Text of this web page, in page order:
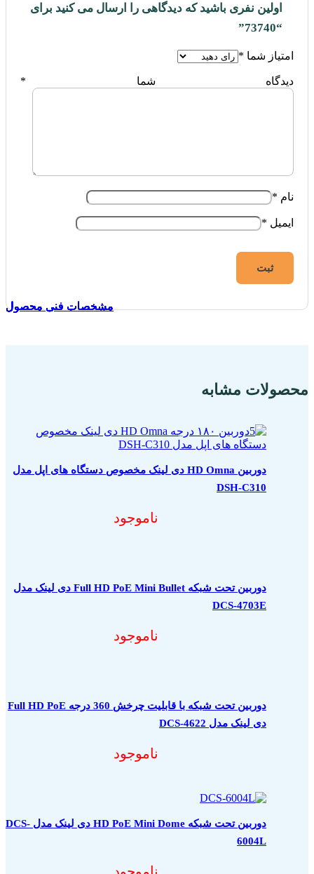
اولین نفری باشید که دیدگاهی را ارسال می کنید برای
“73740”
امتیاز شما *
دیدگاه شما *
نام *
ایمیل *
محصولات مشابه
مشخصات فنی محصول
دوربین HD Omna دی لینک مخصوص دستگاه های اپل مدل
DSH-C310
ناموجود
مشخصات فنی محصول
دوربین تحت شبکه Full HD PoE Mini Bullet دی لینک مدل
DCS-4703E
ناموجود
مشخصات فنی محصول
دوربین تحت شبکه با قابلیت چرخش 360 درجه Full HD PoE
دی لینک مدل DCS-4622
ناموجود
مشخصات فنی محصول
دوربین تحت شبکه HD PoE Mini Dome دی لینک مدل DCS-
6004L
مشخصات فنی محصول
مشخصات فنی محصول
مشخصات فنی محصول
مشخصات فنی محصول
مشخصات فنی محصول
مشخصات فنی محصول